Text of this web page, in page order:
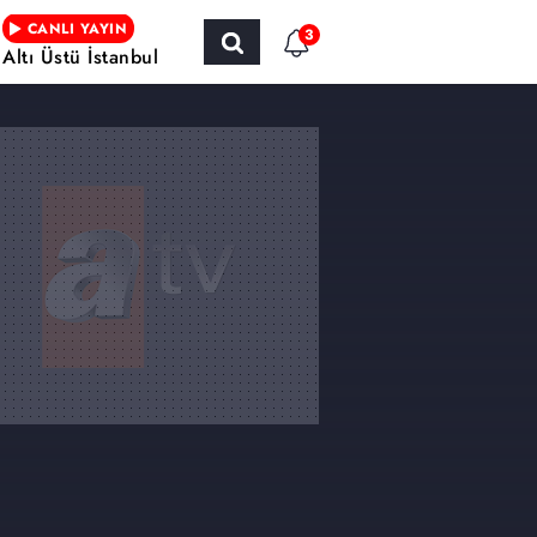
CANLI YAYIN
Altı Üstü İstanbul
3